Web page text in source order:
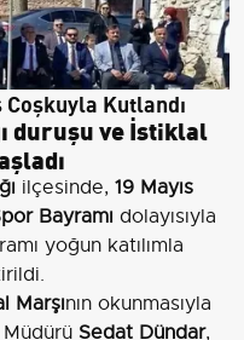
Coşkuyla Kutlandı
duruşu ve İstiklal
ilçesinde, 19 Mayıs
Bayramı dolayısıyla
yoğun katılımla
Marşının okunmasıyla
Sedat Dündar,